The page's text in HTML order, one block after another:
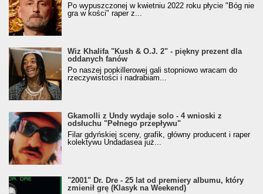
Po wypuszczonej w kwietniu 2022 roku płycie "Bóg nie
gra w kości" raper z...
Wiz Khalifa "Kush & O.J. 2" - piękny prezent dla
oddanych fanów
Po naszej popkillerowej gali stopniowo wracam do
rzeczywistości i nadrabiam...
Gkamolli z Undy wydaje solo - 4 wnioski z
odsłuchu "Pełnego przepływu"
Filar gdyńskiej sceny, grafik, główny producent i raper
kolektywu Undadasea już...
"2001" Dr. Dre - 25 lat od premiery albumu, który
zmienił grę (Klasyk na Weekend)